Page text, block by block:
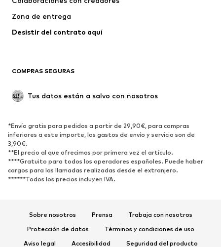
Zona de entrega
Desistir del contrato aquí
COMPRAS SEGURAS
Tus datos están a salvo con nosotros
*Envío gratis para pedidos a partir de 29,90€, para compras
inferiores a este importe, los gastos de envío y servicio son de
3,90€.
**El precio al que ofrecimos por primera vez el artículo.
****Gratuito para todos los operadores españoles. Puede haber
cargos para las llamadas realizadas desde el extranjero.
******Todos los precios incluyen IVA.
Sobre nosotros Prensa
Trabaja con nosotros
Protección de datos
Términos y condiciones de uso
Aviso legal
Accesibilidad Seguridad del producto